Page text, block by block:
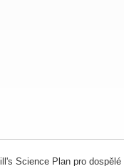
Science Plan pro